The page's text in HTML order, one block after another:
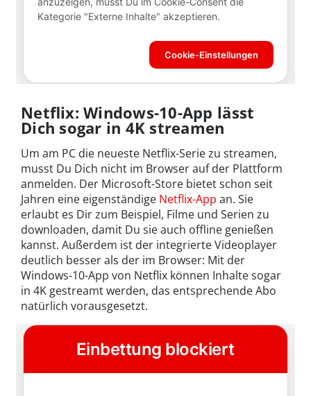
Netflix: Windows-10-App lässt
Dich sogar in 4K streamen
Um am PC die neueste Netflix-Serie zu streamen,
musst Du Dich nicht im Browser auf der Plattform
anmelden. Der Microsoft-Store bietet schon seit
Jahren eine eigenständige Netflix-App an. Sie
erlaubt es Dir zum Beispiel, Filme und Serien zu
downloaden, damit Du sie auch offline genießen
kannst. Außerdem ist der integrierte Videoplayer
deutlich besser als der im Browser: Mit der
Windows-10-App von Netflix können Inhalte sogar
in 4K gestreamt werden, das entsprechende Abo
natürlich vorausgesetzt.